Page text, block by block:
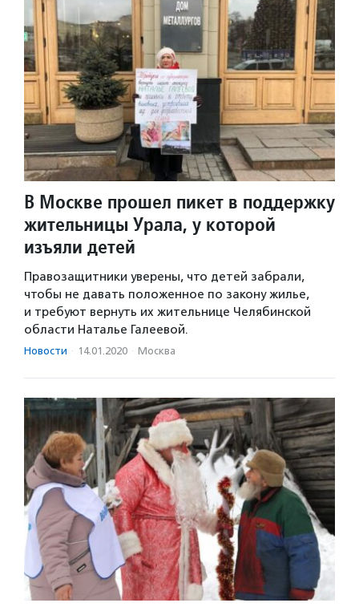
В Москве прошел пикет в поддержку
жительницы Урала, у которой
изъяли детей
Правозащитники уверены, что детей забрали,
чтобы не давать положенное по закону жилье,
и требуют вернуть их жительнице Челябинской
области Наталье Галеевой.
Новости · 14.01.2020 · Москва